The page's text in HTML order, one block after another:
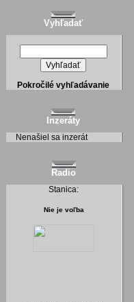
Vyhľadať
Pokročilé vyhľadávanie
Inzeráty
Nenašiel sa inzerát
Radio
Stanica:
Nie je voľba